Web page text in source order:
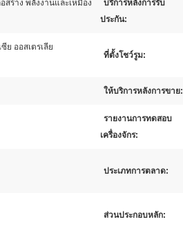
สร้าง พลังงานและเหมือง
บริการหลังการรับ
ประกัน:
ย ออสเตรเลีย
ที่ตั้งโชว์รูม:
ให้บริการหลังการขาย:
รายงานการทดสอบ
เครื่องจักร:
ประเภทการตลาด:
ส่วนประกอบหลัก: